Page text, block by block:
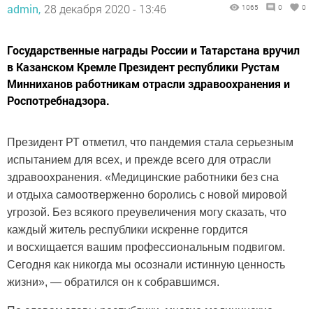
admin, 28 декабря 2020 - 13:46 1065 0 0
Государственные награды России и Татарстана вручил
в Казанском Кремле Президент республики Рустам
Минниханов работникам отрасли здравоохранения и
Роспотребнадзора.
Президент РТ отметил, что пандемия стала серьезным
испытанием для всех, и прежде всего для отрасли
здравоохранения. «Медицинские работники без сна
и отдыха самоотверженно боролись с новой мировой
угрозой. Без всякого преувеличения могу сказать, что
каждый житель республики искренне гордится
и восхищается вашим профессиональным подвигом.
Сегодня как никогда мы осознали истинную ценность
жизни», — обратился он к собравшимся.